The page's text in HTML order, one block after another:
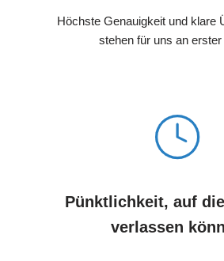
Höchste Genauigkeit und klare
stehen für uns an erster
Pünktlichkeit, auf
verlassen